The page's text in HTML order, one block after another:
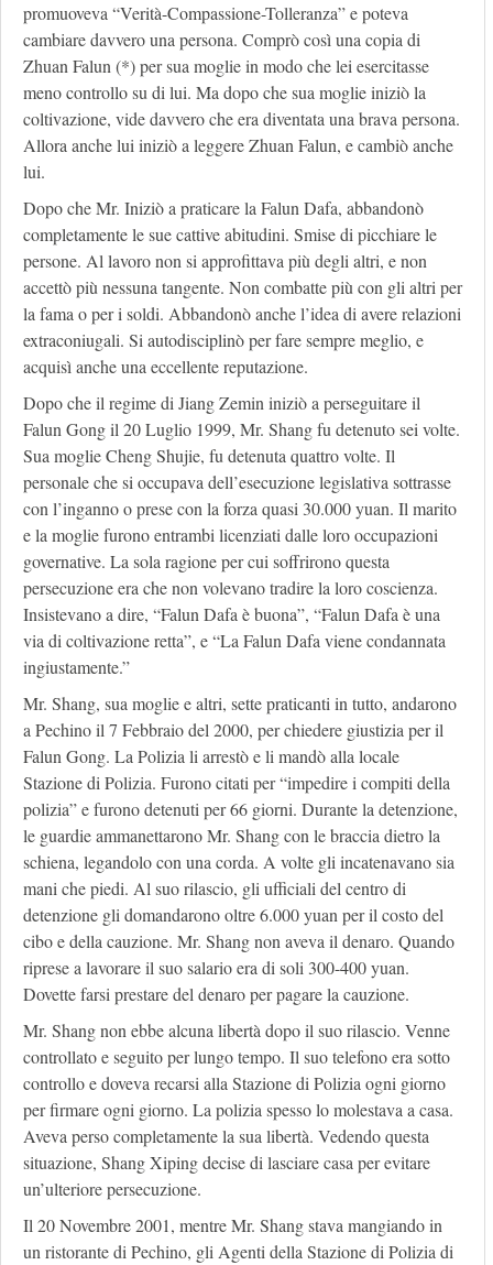
promuoveva “Verità-Compassione-Tolleranza” e poteva
cambiare davvero una persona. Comprò così una copia di
Zhuan Falun (*) per sua moglie in modo che lei esercitasse
meno controllo su di lui. Ma dopo che sua moglie iniziò la
coltivazione, vide davvero che era diventata una brava persona.
Allora anche lui iniziò a leggere Zhuan Falun, e cambiò anche
lui.
Dopo che Mr. Iniziò a praticare la Falun Dafa, abbandonò
completamente le sue cattive abitudini. Smise di picchiare le
persone. Al lavoro non si approfittava più degli altri, e non
accettò più nessuna tangente. Non combatte più con gli altri per
la fama o per i soldi. Abbandonò anche l’idea di avere relazioni
extraconiugali. Si autodisciplinò per fare sempre meglio, e
acquisì anche una eccellente reputazione.
Dopo che il regime di Jiang Zemin iniziò a perseguitare il
Falun Gong il 20 Luglio 1999, Mr. Shang fu detenuto sei volte.
Sua moglie Cheng Shujie, fu detenuta quattro volte. Il
personale che si occupava dell’esecuzione legislativa sottrasse
con l’inganno o prese con la forza quasi 30.000 yuan. Il marito
e la moglie furono entrambi licenziati dalle loro occupazioni
governative. La sola ragione per cui soffrirono questa
persecuzione era che non volevano tradire la loro coscienza.
Insistevano a dire, “Falun Dafa è buona”, “Falun Dafa è una
via di coltivazione retta”, e “La Falun Dafa viene condannata
ingiustamente.”
Mr. Shang, sua moglie e altri, sette praticanti in tutto, andarono
a Pechino il 7 Febbraio del 2000, per chiedere giustizia per il
Falun Gong. La Polizia li arrestò e li mandò alla locale
Stazione di Polizia. Furono citati per “impedire i compiti della
polizia” e furono detenuti per 66 giorni. Durante la detenzione,
le guardie ammanettarono Mr. Shang con le braccia dietro la
schiena, legandolo con una corda. A volte gli incatenavano sia
mani che piedi. Al suo rilascio, gli ufficiali del centro di
detenzione gli domandarono oltre 6.000 yuan per il costo del
cibo e della cauzione. Mr. Shang non aveva il denaro. Quando
riprese a lavorare il suo salario era di soli 300-400 yuan.
Dovette farsi prestare del denaro per pagare la cauzione.
Mr. Shang non ebbe alcuna libertà dopo il suo rilascio. Venne
controllato e seguito per lungo tempo. Il suo telefono era sotto
controllo e doveva recarsi alla Stazione di Polizia ogni giorno
per firmare ogni giorno. La polizia spesso lo molestava a casa.
Aveva perso completamente la sua libertà. Vedendo questa
situazione, Shang Xiping decise di lasciare casa per evitare
un’ulteriore persecuzione.
Il 20 Novembre 2001, mentre Mr. Shang stava mangiando in
un ristorante di Pechino, gli Agenti della Stazione di Polizia di